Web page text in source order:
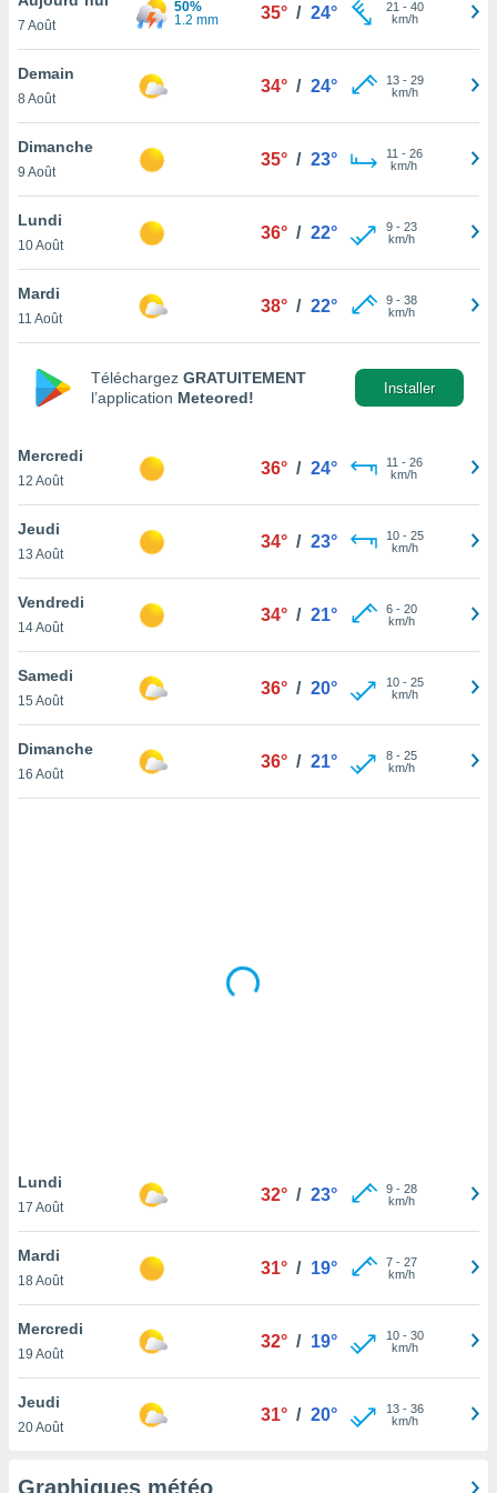
et
»,
au
vous
qu'ils
ou
le
ainsi
un
la
du
votre
à
en
le
notre
que
et que
7 Août
50%
1.2 mm
35° / 24° 21 - 40
km/h
Demain
8 Août
34° / 24° 13- 29
km/h
Dimanche
9 Août
35° / 23° 11 - 26
km/h
Lundi
10 Août
36° / 22° 9- 23
km/h
Mardi
11 Août
38° / 22° 9- 38
km/h
Téléchargez GRATUITEMENT
l’application Meteored!
Installer
Mercredi
12 Août
36° / 24° 11 - 26
km/h
Jeudi
13 Août
34° / 23° 10- 25
km/h
Vendredi
14 Août
34° / 21° 6- 20
km/h
Samedi
15 Août
36° / 20° 10- 25
km/h
Dimanche
16 Août
36° / 21° 8- 25
km/h
Lundi
17 Août
32° / 23° 9- 28
km/h
Mardi
18 Août
31° / 19° 7- 27
km/h
Mercredi
19 Août
32° / 19° 10- 30
km/h
Jeudi
20 Août
31° / 20° 13- 36
km/h
Graphiques météo